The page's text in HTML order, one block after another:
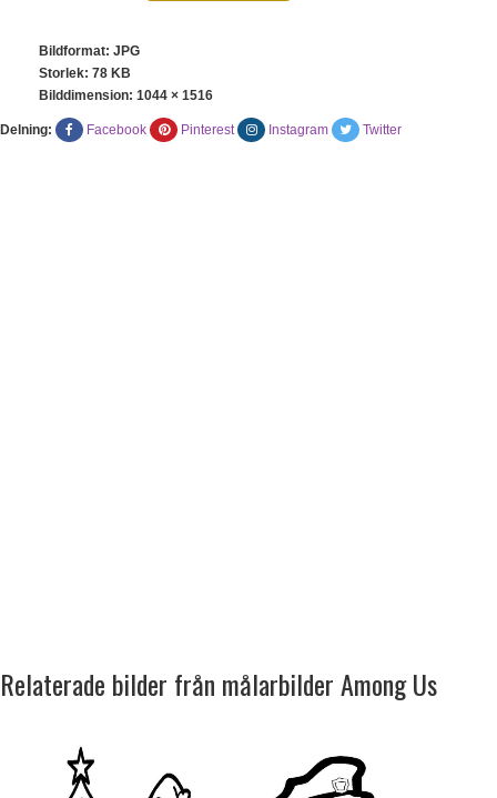
Bildformat: JPG
Storlek: 78 KB
Bilddimension: 1044 × 1516
Delning: Facebook Pinterest Instagram Twitter
Relaterade bilder från målarbilder Among Us